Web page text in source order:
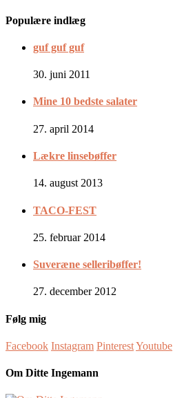
Populære indlæg
guf guf guf
30. juni 2011
Mine 10 bedste salater
27. april 2014
Lækre linsebøffer
14. august 2013
TACO-FEST
25. februar 2014
Suveræne selleribøffer!
27. december 2012
Følg mig
Facebook Instagram PinterestYoutube
Om Ditte Ingemann